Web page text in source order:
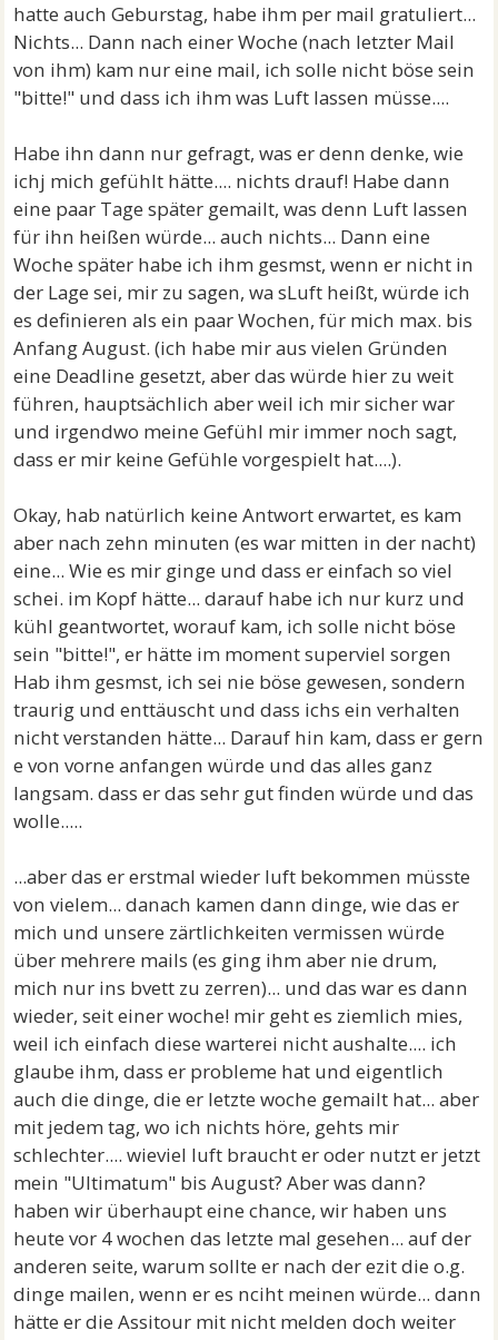
hatte auch Geburstag, habe ihm per mail gratuliert...
Nichts... Dann nach einer Woche (nach letzter Mail
von ihm) kam nur eine mail, ich solle nicht böse sein
"bitte!" und dass ich ihm was Luft lassen müsse....
Habe ihn dann nur gefragt, was er denn denke, wie
ichj mich gefühlt hätte.... nichts drauf! Habe dann
eine paar Tage später gemailt, was denn Luft lassen
für ihn heißen würde... auch nichts... Dann eine
Woche später habe ich ihm gesmst, wenn er nicht in
der Lage sei, mir zu sagen, wa sLuft heißt, würde ich
es definieren als ein paar Wochen, für mich max. bis
Anfang August. (ich habe mir aus vielen Gründen
eine Deadline gesetzt, aber das würde hier zu weit
führen, hauptsächlich aber weil ich mir sicher war
und irgendwo meine Gefühl mir immer noch sagt,
dass er mir keine Gefühle vorgespielt hat....).
Okay, hab natürlich keine Antwort erwartet, es kam
aber nach zehn minuten (es war mitten in der nacht)
eine... Wie es mir ginge und dass er einfach so viel
schei. im Kopf hätte... darauf habe ich nur kurz und
kühl geantwortet, worauf kam, ich solle nicht böse
sein "bitte!", er hätte im moment superviel sorgen
Hab ihm gesmst, ich sei nie böse gewesen, sondern
traurig und enttäuscht und dass ichs ein verhalten
nicht verstanden hätte... Darauf hin kam, dass er gern
e von vorne anfangen würde und das alles ganz
langsam. dass er das sehr gut finden würde und das
wolle.....
...aber das er erstmal wieder luft bekommen müsste
von vielem... danach kamen dann dinge, wie das er
mich und unsere zärtlichkeiten vermissen würde
über mehrere mails (es ging ihm aber nie drum,
mich nur ins bvett zu zerren)... und das war es dann
wieder, seit einer woche! mir geht es ziemlich mies,
weil ich einfach diese warterei nicht aushalte.... ich
glaube ihm, dass er probleme hat und eigentlich
auch die dinge, die er letzte woche gemailt hat... aber
mit jedem tag, wo ich nichts höre, gehts mir
schlechter.... wieviel luft braucht er oder nutzt er jetzt
mein "Ultimatum" bis August? Aber was dann?
haben wir überhaupt eine chance, wir haben uns
heute vor 4 wochen das letzte mal gesehen... auf der
anderen seite, warum sollte er nach der ezit die o.g.
dinge mailen, wenn er es nciht meinen würde... dann
hätte er die Assitour mit nicht melden doch weiter